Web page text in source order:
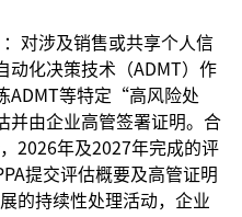
：对涉及销售或共享个人信
动化决策技术（ADMT）作
ADMT等特定“高风险处
并由企业高管签署证明。合
2026年及2027年完成的评
提交评估概要及高管证明
的持续性处理活动，企业